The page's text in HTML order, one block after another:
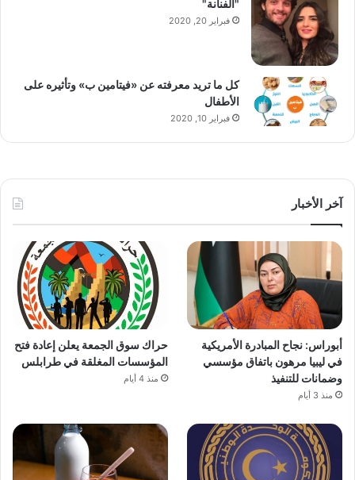
"الفنانة"
فبراير 20, 2020
كل ما تريد معرفته عن «فيتامين ب» وتأثيره على
الأطفال
فبراير 10, 2020
آخر الأخبار
أبوراس: نجاح المبادرة الأمريكية
في ليبيا مرهون باتفاق مؤسسي
وضمانات للتنفيذ
منذ 3 أيام
حراك سوق الجمعة يعلن إعادة فتح
المؤسسات المغلقة في طرابلس
منذ 4 أيام